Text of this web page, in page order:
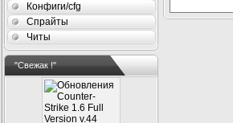
Конфиги/cfg
Спрайты
Читы
"Свежак !"